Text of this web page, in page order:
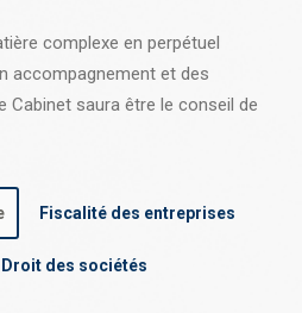
complexe en perpétuel
accompagnement et des
Cabinet saura être le conseil de
Fiscalité des entreprises
Droit des sociétés